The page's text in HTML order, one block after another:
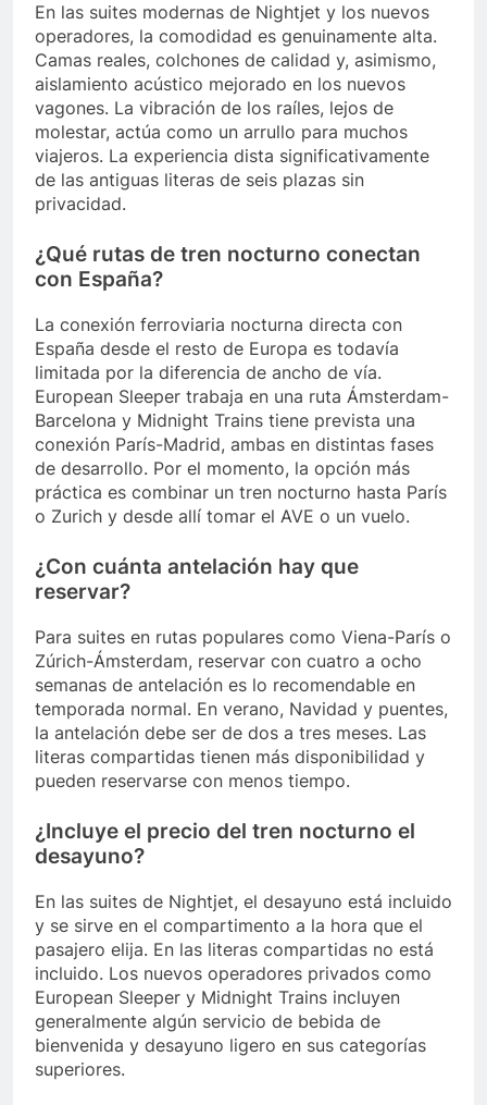
En las suites modernas de Nightjet y los nuevos
operadores, la comodidad es genuinamente alta.
Camas reales, colchones de calidad y, asimismo,
aislamiento acústico mejorado en los nuevos
vagones. La vibración de los raíles, lejos de
molestar, actúa como un arrullo para muchos
viajeros. La experiencia dista significativamente
de las antiguas literas de seis plazas sin
privacidad.
¿Qué rutas de tren nocturno conectan
con España?
La conexión ferroviaria nocturna directa con
España desde el resto de Europa es todavía
limitada por la diferencia de ancho de vía.
European Sleeper trabaja en una ruta Ámsterdam-
Barcelona y Midnight Trains tiene prevista una
conexión París-Madrid, ambas en distintas fases
de desarrollo. Por el momento, la opción más
práctica es combinar un tren nocturno hasta París
o Zurich y desde allí tomar el AVE o un vuelo.
¿Con cuánta antelación hay que
reservar?
Para suites en rutas populares como Viena-París o
Zúrich-Ámsterdam, reservar con cuatro a ocho
semanas de antelación es lo recomendable en
temporada normal. En verano, Navidad y puentes,
la antelación debe ser de dos a tres meses. Las
literas compartidas tienen más disponibilidad y
pueden reservarse con menos tiempo.
¿Incluye el precio del tren nocturno el
desayuno?
En las suites de Nightjet, el desayuno está incluido
y se sirve en el compartimento a la hora que el
pasajero elija. En las literas compartidas no está
incluido. Los nuevos operadores privados como
European Sleeper y Midnight Trains incluyen
generalmente algún servicio de bebida de
bienvenida y desayuno ligero en sus categorías
superiores.